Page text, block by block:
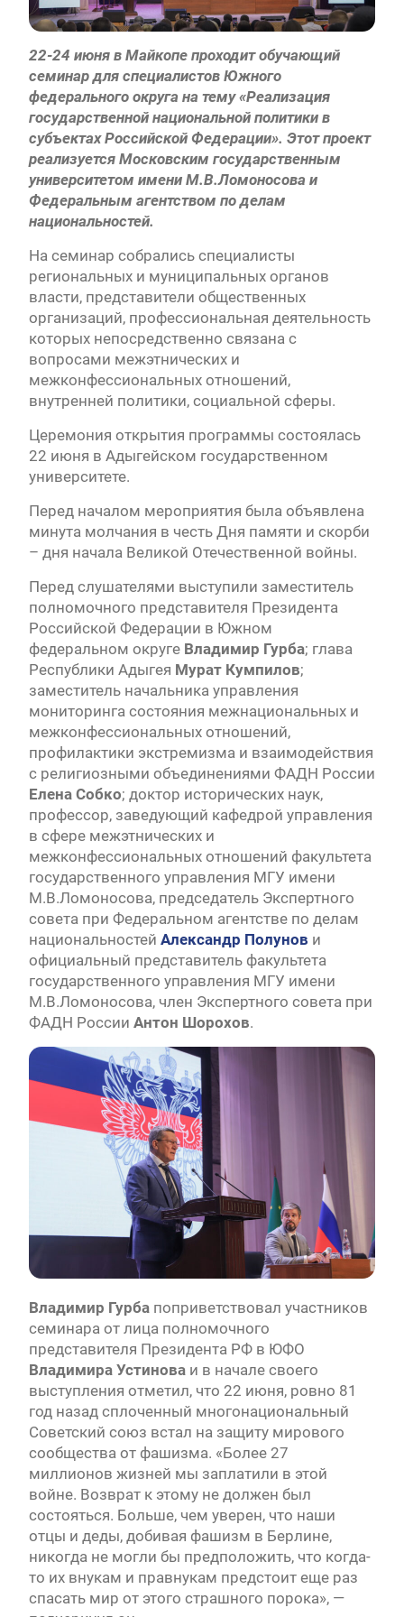
22-24 июня в Майкопе проходит обучающий
семинар для специалистов Южного
федерального округа на тему «Реализация
государственной национальной политики в
субъектах Российской Федерации». Этот проект
реализуется Московским государственным
университетом имени М.В.Ломоносова и
Федеральным агентством по делам
национальностей.
На семинар собрались специалисты
региональных и муниципальных органов
власти, представители общественных
организаций, профессиональная деятельность
которых непосредственно связана с
вопросами межэтнических и
межконфессиональных отношений,
внутренней политики, социальной сферы.
Церемония открытия программы состоялась
22 июня в Адыгейском государственном
университете.
Перед началом мероприятия была объявлена
минута молчания в честь Дня памяти и скорби
– дня начала Великой Отечественной войны.
Перед слушателями выступили заместитель
полномочного представителя Президента
Российской Федерации в Южном
федеральном округе Владимир Гурба; глава
Республики Адыгея Мурат Кумпилов;
заместитель начальника управления
мониторинга состояния межнациональных и
межконфессиональных отношений,
профилактики экстремизма и взаимодействия
с религиозными объединениями ФАДН России
Елена Собко; доктор исторических наук,
профессор, заведующий кафедрой управления
в сфере межэтнических и
межконфессиональных отношений факультета
государственного управления МГУ имени
М.В.Ломоносова, председатель Экспертного
совета при Федеральном агентстве по делам
национальностей Александр Полунов и
официальный представитель факультета
государственного управления МГУ имени
М.В.Ломоносова, член Экспертного совета при
ФАДН России Антон Шорохов.
Владимир Гурбапоприветствовал участников
семинара от лица полномочного
представителя Президента РФ в ЮФО
Владимира Устиноваи в начале своего
выступления отметил, что 22 июня, ровно 81
год назад сплоченный многонациональный
Советский союз встал на защиту мирового
сообщества от фашизма. «Более 27
миллионов жизней мы заплатили в этой
войне. Возврат к этому не должен был
состояться. Больше, чем уверен, что наши
отцы и деды, добивая фашизм в Берлине,
никогда не могли бы предположить, что когда-
то их внукам и правнукам предстоит еще раз
спасать мир от этого страшного порока», —